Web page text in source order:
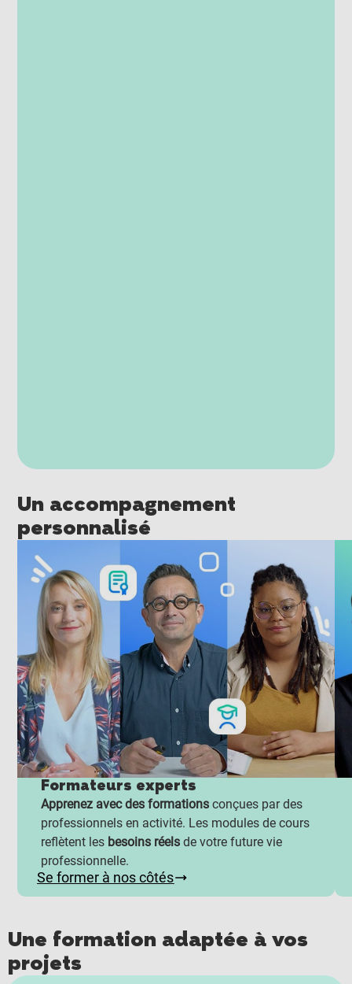
Un accompagnement
personnalisé
Formateurs experts
Apprenez avec des formations conçues par des
professionnels en activité. Les modules de cours
reflètent les besoins réels de votre future vie
professionnelle.
Se former à nos côtés
Une formation adaptée à vos
projets